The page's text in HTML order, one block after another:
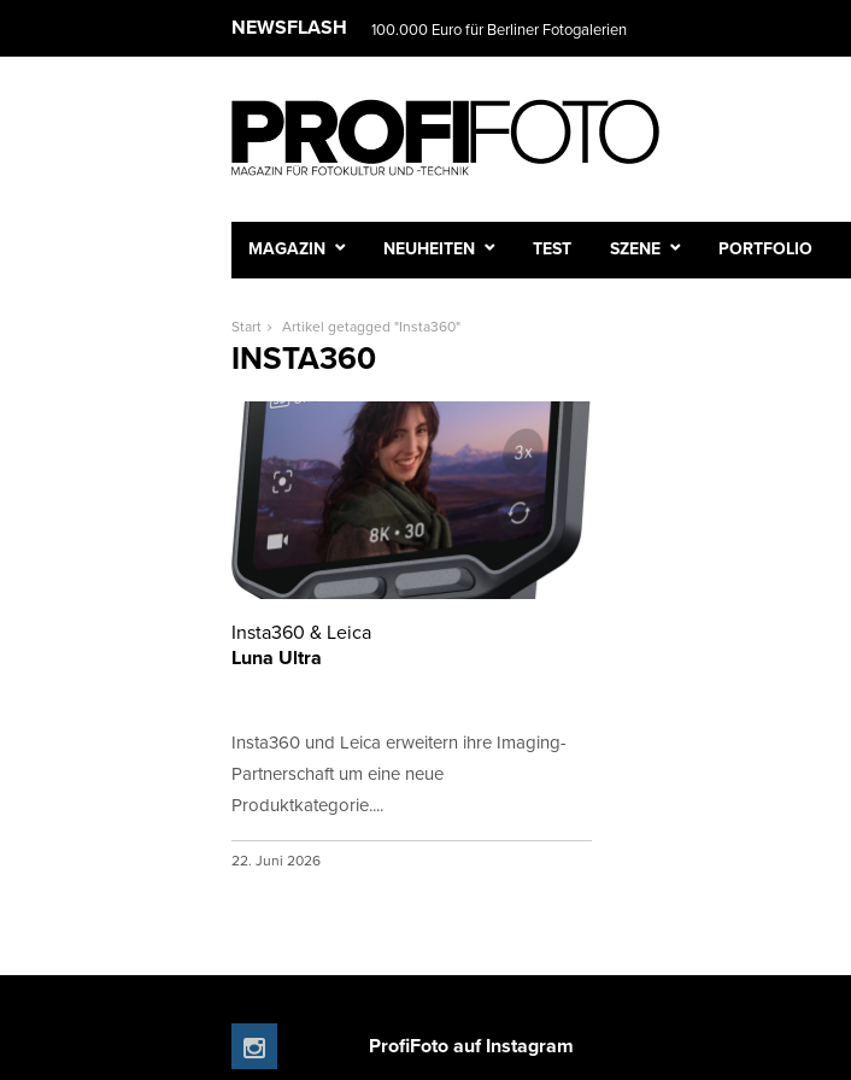
NEWSFLASH 100.000 Euro für Berliner Fotogalerien
MAGAZIN NEUHEITEN TEST SZENE PORTFOLIO
Start Artikel getagged "Insta360"
INSTA360
Insta360 & Leica
Luna Ultra
Insta360 und Leica erweitern ihre Imaging-
Partnerschaft um eine neue
Produktkategorie....
22. Juni 2026
ProfiFoto auf Instagram